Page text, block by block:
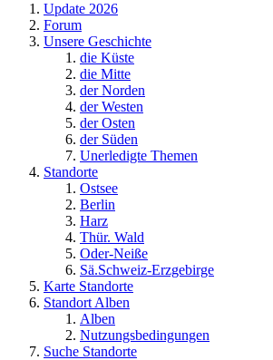
Update 2026
Forum
Unsere Geschichte
die Küste
die Mitte
der Norden
der Westen
der Osten
der Süden
Unerledigte Themen
Standorte
Ostsee
Berlin
Harz
Thür. Wald
Oder-Neiße
Sä.Schweiz-Erzgebirge
Karte Standorte
Standort Alben
Alben
Nutzungsbedingungen
Suche Standorte